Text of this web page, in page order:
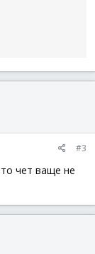
#3
чет ваще не